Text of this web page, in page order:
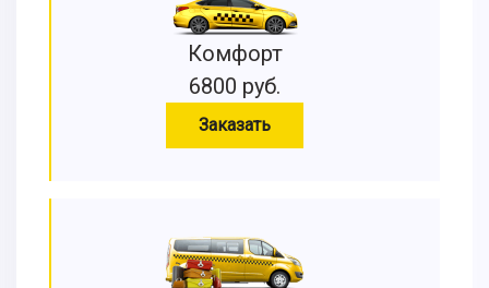
Комфорт
6800 руб.
Заказать